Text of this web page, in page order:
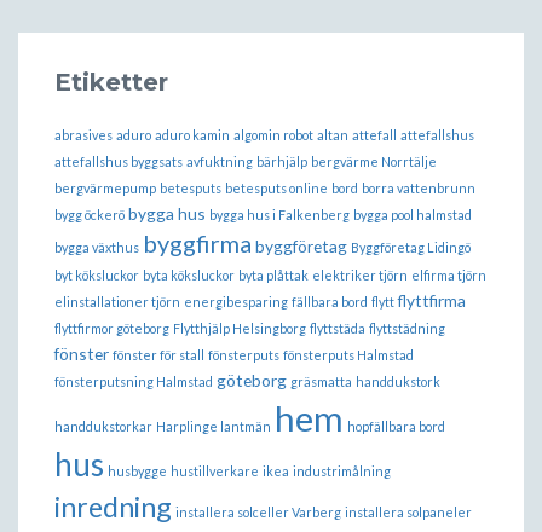
Etiketter
abrasives aduro aduro kamin algomin robot altan attefall attefallshus
attefallshus byggsats avfuktning bärhjälp bergvärme Norrtälje
bergvärmepump betesputs betesputs online bord borra vattenbrunn
bygg öckerö bygga hus bygga hus i Falkenberg bygga pool halmstad
bygga växthus byggfirma byggföretag Byggföretag Lidingö
byt köksluckor byta köksluckor byta plåttak elektriker tjörn elfirma tjörn
elinstallationer tjörn energibesparing fällbara bord flytt flyttfirma
flyttfirmor göteborg Flytthjälp Helsingborg flyttstäda flyttstädning
fönster fönster för stall fönsterputs fönsterputs Halmstad
fönsterputsning Halmstad göteborg gräsmatta handdukstork
handdukstorkar Harplinge lantmän hem hopfällbara bord
hus husbygge hustillverkare ikea industrimålning
inredning installera solceller Varberg installera solpaneler